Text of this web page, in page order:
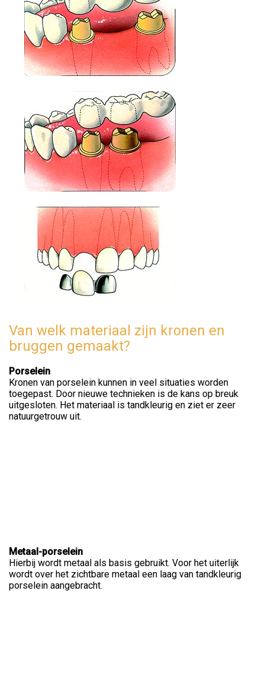
Van welk materiaal zijn kronen en
bruggen gemaakt?
Porselein
Kronen van porselein kunnen in veel situaties worden
toegepast. Door nieuwe technieken is de kans op breuk
uitgesloten. Het materiaal is tandkleurig en ziet er zeer
natuurgetrouw uit.
Metaal-porselein
Hierbij wordt metaal als basis gebruikt. Voor het uiterlijk
wordt over het zichtbare metaal een laag van tandkleurig
porselein aangebracht.